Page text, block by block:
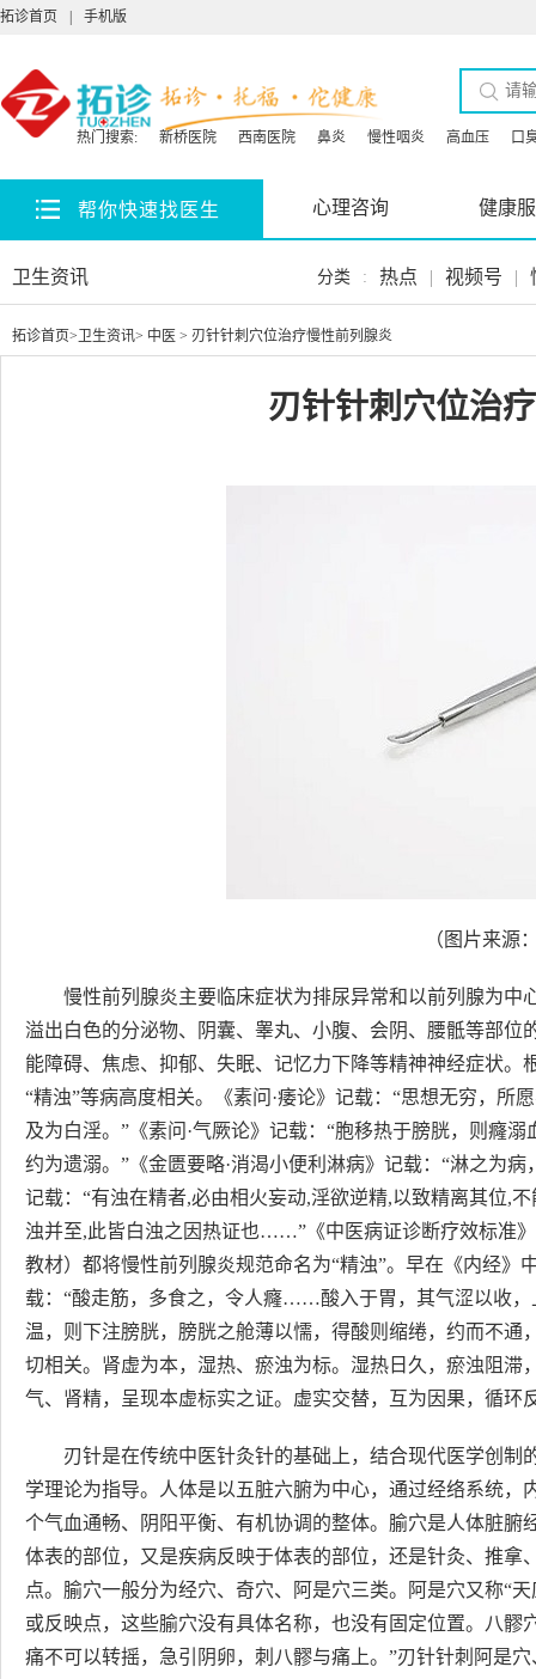
拓诊首页 手机版
热门搜索: 新桥医院 西南医院 鼻炎 慢性咽炎 高血压 口
帮你快速找医生 心理咨询 健康
卫生资讯 分类 : 热点 | 视频号 |
拓诊首页> 卫生资讯> 中医 > 刃针针刺穴位治疗慢性前列腺炎
刃针针刺穴位治
（图片来源
慢性前列腺炎主要临床症状为排尿异常和以前列腺为
溢出白色的分泌物、阴囊、睾丸、小腹、会阴、腰骶等部
能障碍、焦虑、抑郁、失眠、记忆力下降等精神神经症状。
“精浊”等病高度相关。《素问·痿论》记载：“思想无穷，所
及为白淫。”《素问·气厥论》记载：“胞移热于膀胱，则癃
约为遗溺。”《金匮要略·消渴小便利淋病》记载：“淋之为
记载：“有浊在精者,必由相火妄动,淫欲逆精,以致精离其位,
浊并至,此皆白浊之因热证也……”《中医病证诊断疗效标准
教材）都将慢性前列腺炎规范命名为“精浊”。早在《内经》
载：“酸走筋，多食之，令人癃……酸入于胃，其气涩以收
温，则下注膀胱，膀胱之舱薄以懦，得酸则缩绻，约而不
切相关。肾虚为本，湿热、瘀浊为标。湿热日久，瘀浊阻
气、肾精，呈现本虚标实之证。虚实交替，互为因果，循环
刃针是在传统中医针灸针的基础上，结合现代医学创
学理论为指导。人体是以五脏六腑为中心，通过经络系统
个气血通畅、阴阳平衡、有机协调的整体。腧穴是人体脏
体表的部位，又是疾病反映于体表的部位，还是针灸、推
点。腧穴一般分为经穴、奇穴、阿是穴三类。阿是穴又称“
或反映点，这些腧穴没有具体名称，也没有固定位置。八髎
痛不可以转摇，急引阴卵，刺八髎与痛上。”刃针针刺阿是